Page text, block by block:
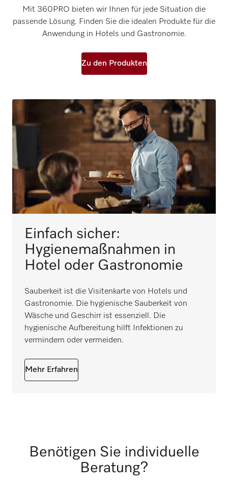
Mit 360PRO bieten wir Ihnen für jede Situation die
passende Lösung. Finden Sie die idealen Produkte für die
Anwendung in Hotels und Gastronomie.
Zu den Produkten
Einfach sicher:
Hygienemaßnahmen in
Hotel oder Gastronomie
Sauberkeit ist die Visitenkarte von Hotels und
Gastronomie. Die hygienische Sauberkeit von
Wäsche und Geschirr ist essenziell. Die
hygienische Aufbereitung hilft Infektionen zu
vermindern oder vermeiden.
Mehr Erfahren
Benötigen Sie individuelle
Beratung?